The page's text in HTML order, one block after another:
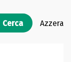
Cerca Azzera